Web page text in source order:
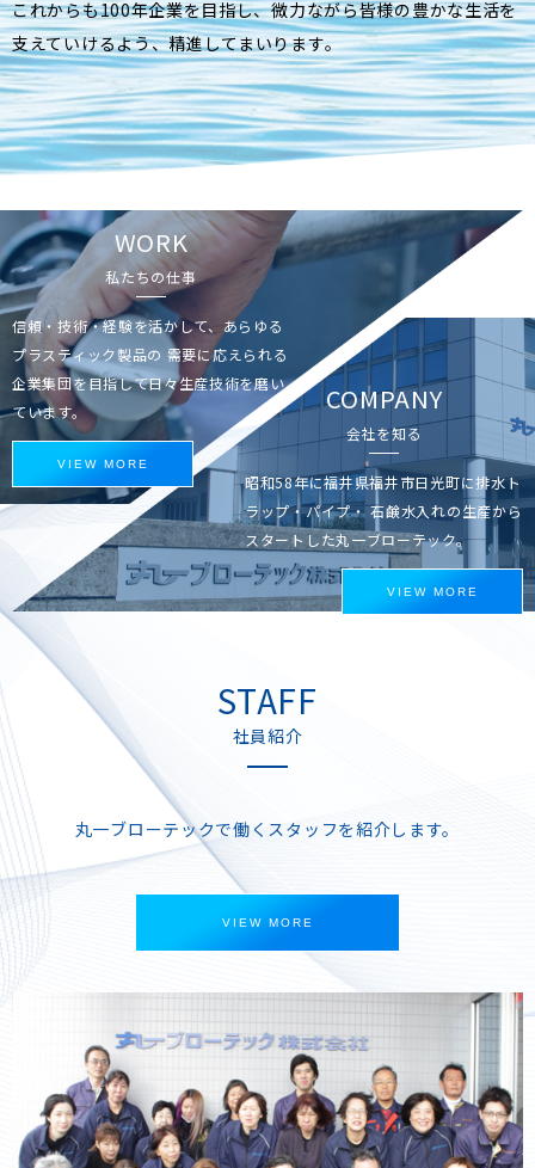
これからも100年企業を目指し、微力ながら皆様の豊かな生活を
支えていけるよう、精進してまいります。
WORK
私たちの仕事
信頼・技術・経験を活かして、あらゆる
プラスティック製品の 需要に応えられる
企業集団を目指して日々生産技術を磨い
ています。
VIEW MORE
COMPANY
会社を知る
昭和58年に福井県福井市日光町に排水ト
ラップ・パイプ・石鹸水入れの生産から
スタートした丸一ブローテック。
VIEW MORE
STAFF
社員紹介
丸一ブローテックで働くスタッフを紹介します。
VIEW MORE